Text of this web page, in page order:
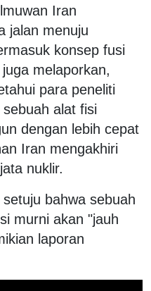
Iran
jalan menuju
konsep fusi
melaporkan,
para peneliti
alat fisi
dengan lebih cepat
Iran mengakhiri
nuklir.
bahwa sebuah
murni akan "jauh
laporan